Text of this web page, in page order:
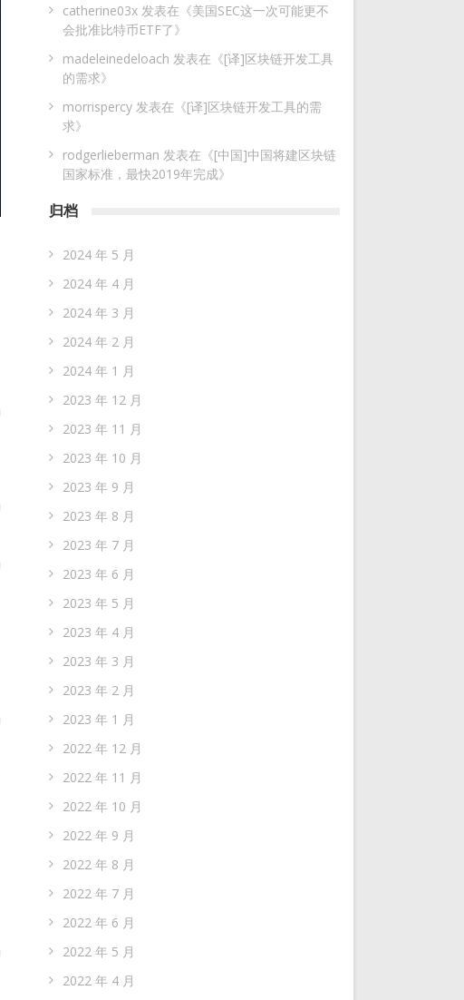
catherine03x 发表在《美国SEC这一次可能更不
会批准比特币ETF了》
madeleinedeloach 发表在《[译]区块链开发工具
的需求》
morrispercy 发表在《[译]区块链开发工具的需
求》
rodgerlieberman 发表在《[中国]中国将建区块链
国家标准，最快2019年完成》
归档
2024 年 5 月
2024 年 4 月
2024 年 3 月
2024 年 2 月
2024 年 1 月
2023 年 12 月
2023 年 11 月
2023 年 10 月
2023 年 9 月
2023 年 8 月
2023 年 7 月
2023 年 6 月
2023 年 5 月
2023 年 4 月
2023 年 3 月
2023 年 2 月
2023 年 1 月
2022 年 12 月
2022 年 11 月
2022 年 10 月
2022 年 9 月
2022 年 8 月
2022 年 7 月
2022 年 6 月
2022 年 5 月
2022 年 4 月